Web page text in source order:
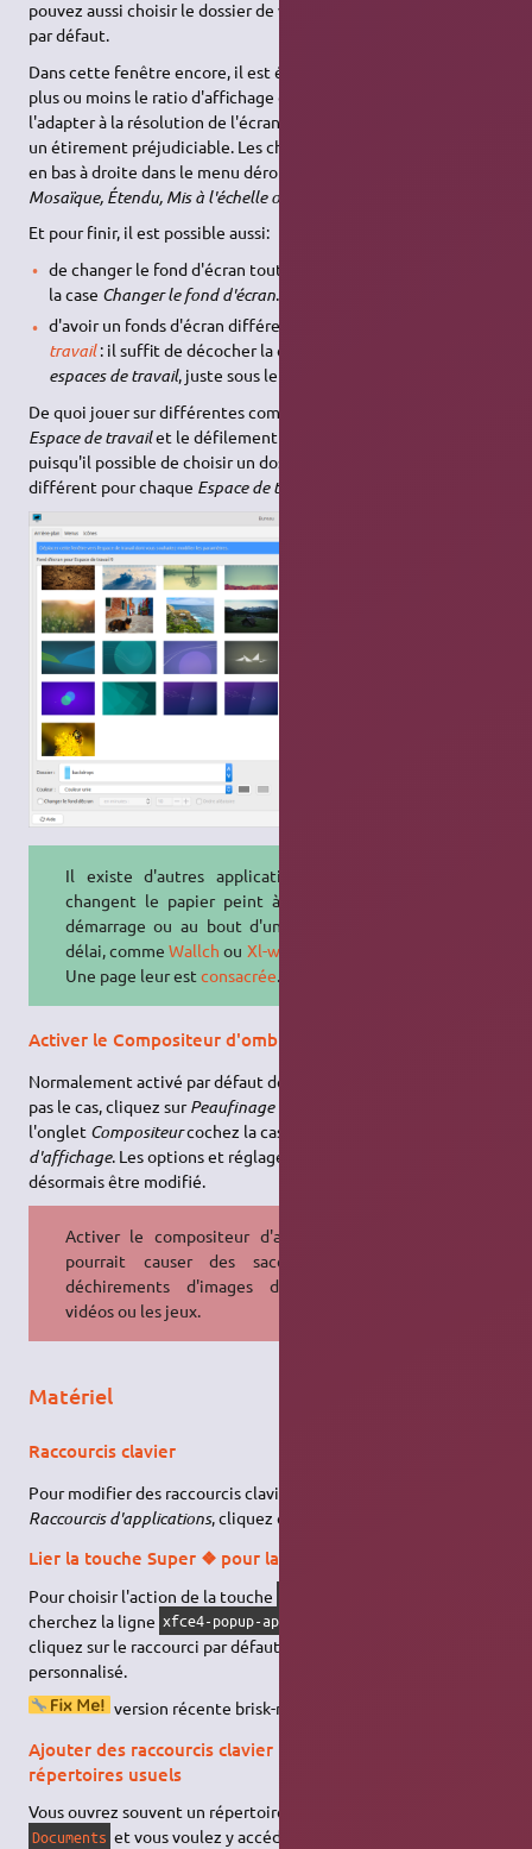
pouvez aussi choisir le dossier de votre choix à la place de celui
par défaut.
Dans cette fenêtre encore, il est également possible d'ajuster
plus ou moins le ratio d'affichage du fonds d'écran, afin de
l'adapter à la résolution de l'écran et éviter un écrasement ou
un étirement préjudiciable. Les choix disponibles se trouvent
en bas à droite dans le menu déroulant
Mosaïque, Étendu, Mis à l'échelle ou Zoomé
Et pour finir, il est possible aussi:
de changer le fond d'écran toutes les x minutes en cochant
la case Changer le fond d'écran.
d'avoir un fonds d'écran différent pour chaque
travail: il suffit de décocher la case
espaces de travail, juste sous le menu déroulant
De quoi jouer sur différentes combinaisons selon chaque
Espace de travailet le défilement des différents fonds d'écran,
puisqu'il possible de choisir un dossier de fonds d'écran
différent pour chaque Espace de travail
Il existe d'autres applications qui
changent le papier peint à chaque
démarrage ou au bout d'un certain
délai, commeWallch ou Xl-wallpaper
Une page leur est consacrée.
Activer le Compositeur d'ombres et de transparence
Normalement activé par défaut depuis XFCE 4.12, si cela n'est
pas le cas, cliquez surPeaufinage des fenêtres
l'onglet Compositeurcochez la case
d'affichage. Les options et réglages de transparence peuvent
désormais être modifié.
Activer le compositeur d'affichage
pourrait causer des saccades /
déchirements d'images dans les
vidéos ou les jeux.
Matériel
Raccourcis clavier
Pour modifier des raccourcis clavier, cliquez sur
Raccourcis d'applications, cliquez ensuite sur
Lier la touche Super ❖ pour lancer le menu
Pour choisir l'action de la touche
cherchez la ligne xfce4-popup-applicationsmenu
cliquez sur le raccourci par défaut, choisissez votre raccourci
personnalisé.
version récente brisk-menu ?
Ajouter des raccourcis clavier pour ouvrir des
répertoires usuels
Vous ouvrez souvent un répertoire, par exemple le répertoire
Documents et vous voulez y accéder rapidement par un